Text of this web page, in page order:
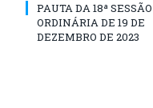
PAUTA DA 18ª SESSÃO
ORDINÁRIA DE 19 DE
DEZEMBRO DE 2023